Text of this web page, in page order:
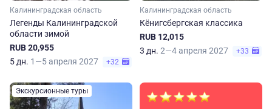
Калининградская область
Легенды Калининградской
области зимой
RUB 20,955
5 дн. 1—5 апреля 2027 +32
Калининградская область
Кёнигсбергская классика
RUB 12,015
3 дн. 2—4 апреля 2027 +33
Экскурсионные туры